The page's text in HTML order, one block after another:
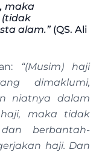
maka
(tidak
alam.”(QS. Ali
“(Musim) haji
dimaklumi,
niatnya dalam
maka tidak
berbantah-
haji. Dan